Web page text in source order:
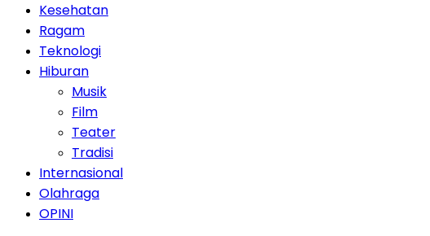
Kesehatan
Ragam
Teknologi
Hiburan
Musik
Film
Teater
Tradisi
Internasional
Olahraga
OPINI